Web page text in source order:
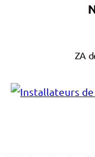
ZA